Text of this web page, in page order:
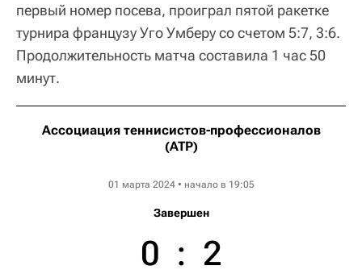
первый номер посева, проиграл пятой ракетке
турнира французу Уго Умберу со счетом 5:7, 3:6.
Продолжительность матча составила 1 час 50
минут.
Ассоциация теннисистов-профессионалов
(ATP)
01 марта 2024 • начало в 19:05
Завершен
0 : 2